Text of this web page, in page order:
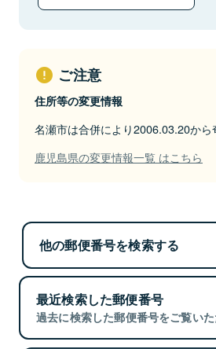
ご注意
住所等の変更情報
名瀬市は合併により2006.03.20か
鹿児島県の変更情報一覧 はこちら
他の郵便番号を検索する
最近検索した郵便番号
過去に検索した郵便番号をご覧いた